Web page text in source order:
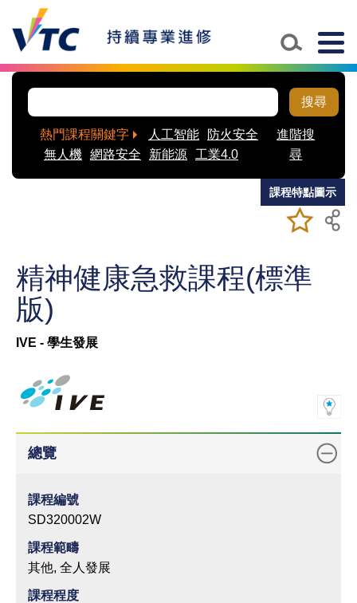
Skip to main content
搜尋
熱門課程關鍵字 人工智能
防火安全
無人機 網路安全 新能源 工業4.0
進階搜
尋
加入/移除
我喜愛的
儲存課程
精神健康急救課程(標準
版)
IVE - 學生發展
總覽
課程編號
SD320002W
課程範疇
其他, 全人發展
課程程度
課程特點圖示